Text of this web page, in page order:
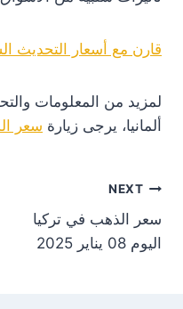
قارن مع أسعار التحديث
لمزيد من المعلومات
ألمانيا، يرجى زيارة سعر
NEXT
سعر الذهب في تركيا
اليوم 08 يناير 2025